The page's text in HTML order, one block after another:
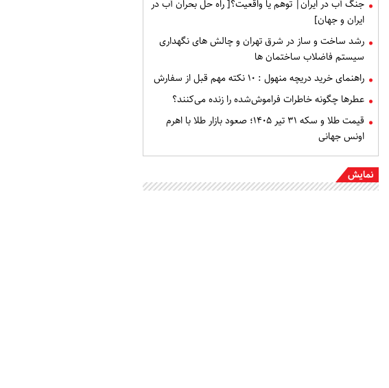
جنگ آب در ایران| توهم یا واقعیت؟[ راه حل بحران آب در
ایران و جهان]
رشد ساخت و ساز در شرق تهران و چالش های نگهداری
سیستم فاضلاب ساختمان ها
راهنمای خرید دریچه منهول : ۱۰ نکته مهم قبل از سفارش
عطرها چگونه خاطرات فراموش‌شده را زنده می‌کنند؟
قیمت طلا و سکه ۳۱ تیر ۱۴۰۵؛ صعود بازار طلا با اهرم
اونس جهانی
نمایش